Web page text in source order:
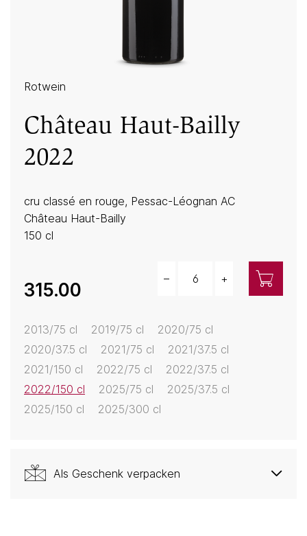
Rotwein
Château Haut-Bailly
2022
cru classé en rouge, Pessac-Léognan AC
Château Haut-Bailly
150 cl
315.00
– +
2013/75 cl 2019/75 cl
2020/75 cl
2020/37.5 cl
2021/75 cl
2021/37.5 cl
2021/150 cl
2022/75 cl
2022/37.5 cl
2022/150 cl
2025/75 cl
2025/37.5 cl
2025/150 cl
2025/300 cl
Als Geschenk verpacken